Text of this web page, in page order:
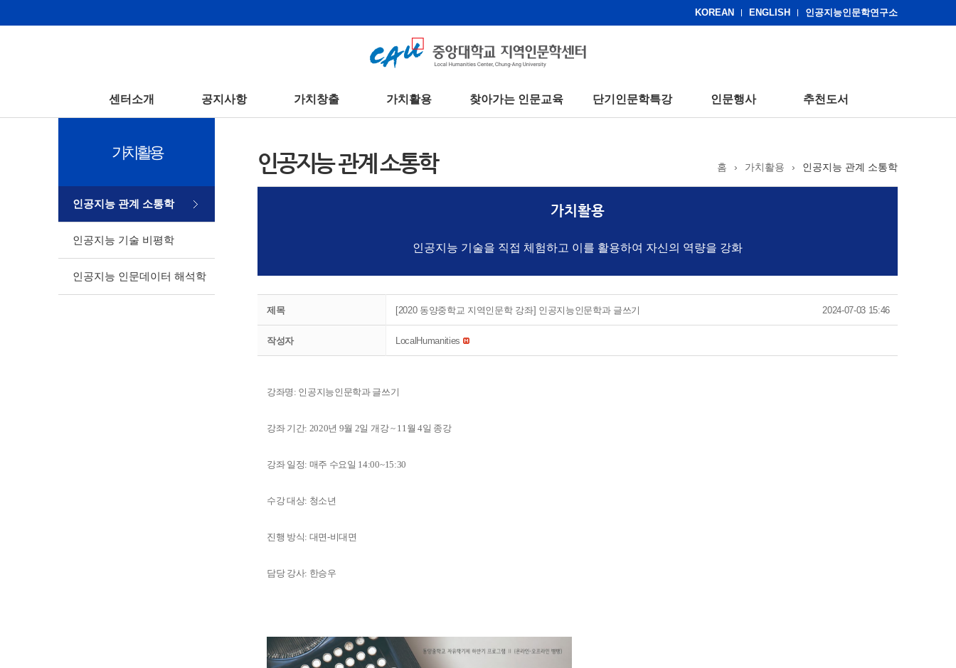
KOREAN ENGLISH 인공지능인문학연구소
센터소개 공지사항 가치창출 가치활용 찾아가는 인문교육 단기인문학특강 인문행사 추천도서
가치활용
인공지능 관계 소통학
인공지능 기술 비평학
인공지능 인문데이터 해석학
홈 › 가치활용 › 인공지능 관계 소통학
인공지능 관계 소통학
가치활용
인공지능 기술을 직접 체험하고 이를 활용하여 자신의 역량을 강화
제목 [2020 동양중학교 지역인문학 강좌] 인공지능인문학과 글쓰기 2024-07-03 15:46
작성자 LocalHumanities
강좌명: 인공지능인문학과 글쓰기
강좌 기간: 2020년 9월 2일 개강 ~ 11월 4일 종강
강좌 일정: 매주 수요일 14:00~15:30
수강 대상: 청소년
진행 방식: 대면-비대면
담당 강사: 한승우